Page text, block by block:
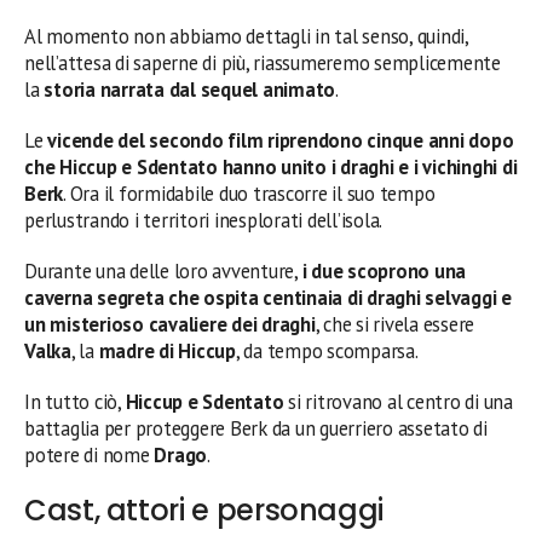
Al momento non abbiamo dettagli in tal senso, quindi,
nell’attesa di saperne di più, riassumeremo semplicemente
lastoria narrata dal sequel animato.
Levicende del secondo film riprendono cinque anni dopo
che Hiccup e Sdentato hanno unito i draghi e i vichinghi di
Berk. Ora il formidabile duo trascorre il suo tempo
perlustrando i territori inesplorati dell’isola.
Durante una delle loro avventure, i due scoprono una
caverna segreta che ospita centinaia di draghi selvaggi e
un misterioso cavaliere dei draghi, che si rivela essere
Valka, la madre di Hiccup, da tempo scomparsa.
In tutto ciò, Hiccup e Sdentatosi ritrovano al centro di una
battaglia per proteggere Berk da un guerriero assetato di
potere di nome Drago.
Cast, attori e personaggi